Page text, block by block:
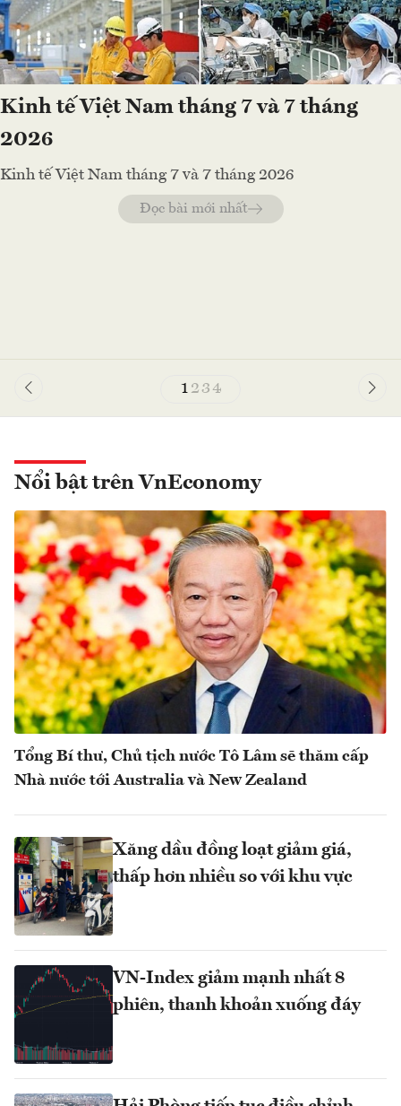
Kinh tế Việt Nam tháng 7 và 7 tháng
2026
Kinh tế Việt Nam tháng 7 và 7 tháng 2026
Đọc bài mới nhất
1 23 4
Nổi bật trên VnEconomy
Tổng Bí thư, Chủ tịch nước Tô Lâm sẽ thăm cấp
Nhà nước tới Australia và New Zealand
Xăng dầu đồng loạt giảm giá,
thấp hơn nhiều so với khu vực
VN-Index giảm mạnh nhất 8
phiên, thanh khoản xuống đáy